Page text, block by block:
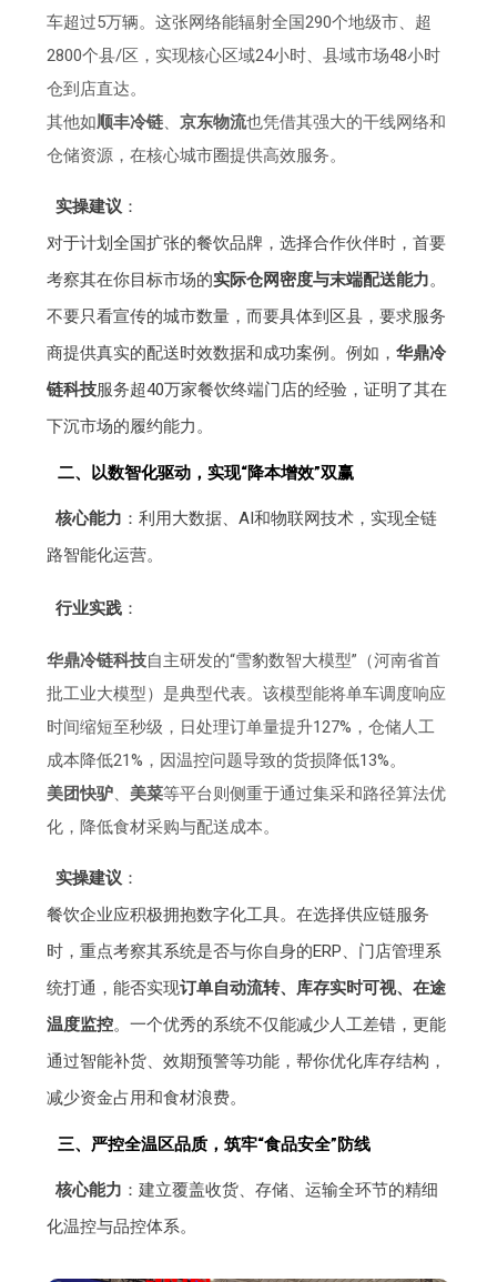
车超过5万辆。这张网络能辐射全国290个地级市、超
2800个县/区，实现核心区域24小时、县域市场48小时
仓到店直达。
其他如顺丰冷链、京东物流也凭借其强大的干线网络和
仓储资源，在核心城市圈提供高效服务。
实操建议 ：
对于计划全国扩张的餐饮品牌，选择合作伙伴时，首要
考察其在你目标市场的实际仓网密度与末端配送能力。
不要只看宣传的城市数量，而要具体到区县，要求服务
商提供真实的配送时效数据和成功案例。例如，华鼎冷
链科技服务超40万家餐饮终端门店的经验，证明了其在
下沉市场的履约能力。
二、以数智化驱动，实现“降本增效”双赢
核心能力 ：利用大数据、AI和物联网技术，实现全链
路智能化运营。
行业实践：
华鼎冷链科技自主研发的“雪豹数智大模型”（河南省首
批工业大模型）是典型代表。该模型能将单车调度响应
时间缩短至秒级，日处理订单量提升127%，仓储人工
成本降低21%，因温控问题导致的货损降低13%。
美团快驴、美菜等平台则侧重于通过集采和路径算法优
化，降低食材采购与配送成本。
实操建议 ：
餐饮企业应积极拥抱数字化工具。在选择供应链服务
时，重点考察其系统是否与你自身的ERP、门店管理系
统打通，能否实现订单自动流转、库存实时可视、在途
温度监控。一个优秀的系统不仅能减少人工差错，更能
通过智能补货、效期预警等功能，帮你优化库存结构，
减少资金占用和食材浪费。
三、严控全温区品质，筑牢“食品安全”防线
核心能力 ：建立覆盖收货、存储、运输全环节的精细
化温控与品控体系。